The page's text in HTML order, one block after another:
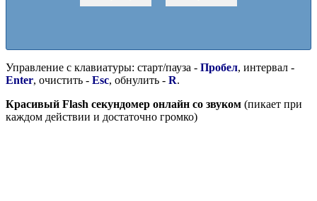
Управление с клавиатуры: старт/пауза - Пробел, интервал -
Enter, очистить - Esc, обнулить - R.
Красивый Flash секундомер онлайн со звуком (пикает при
каждом действии и достаточно громко)